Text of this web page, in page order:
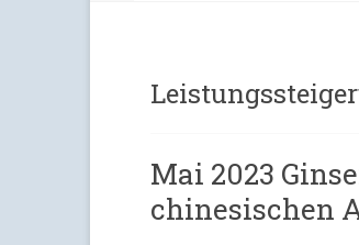
Mai 2023
chinesischen